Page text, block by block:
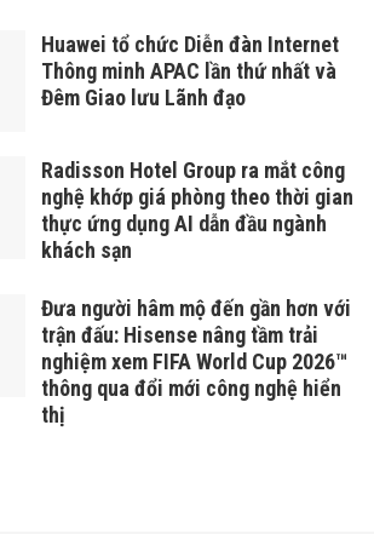
Huawei tổ chức Diễn đàn Internet
Thông minh APAC lần thứ nhất và
Đêm Giao lưu Lãnh đạo
Radisson Hotel Group ra mắt công
nghệ khớp giá phòng theo thời gian
thực ứng dụng AI dẫn đầu ngành
khách sạn
Đưa người hâm mộ đến gần hơn với
trận đấu: Hisense nâng tầm trải
nghiệm xem FIFA World Cup 2026™
thông qua đổi mới công nghệ hiển
thị